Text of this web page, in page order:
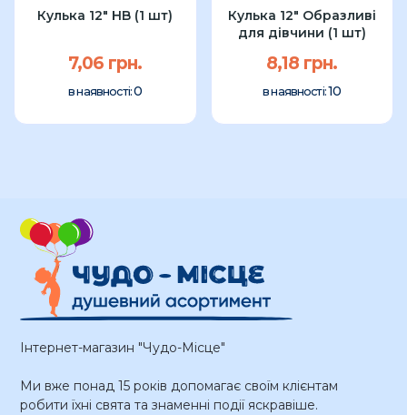
Кулька 12" HB (1 шт)
7,06 грн.
в наявності:0
Кулька 12" Образливі
для дівчини (1 шт)
8,18 грн.
в наявності:10
Інтернет-магазин "Чудо-Місце"
Ми вже понад 15 років допомагає своїм клієнтам
робити їхні свята та знаменні події яскравіше.